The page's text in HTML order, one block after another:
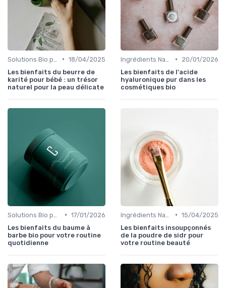
• 18/04/2025
Les bienfaits du beurre de
karité pour bébé : un trésor
naturel pour la peau délicate
•
20/01/2026
Les bienfaits de l'acide
hyaluronique pur dans les
cosmétiques bio
• 17/01/2026
Les bienfaits du baume à
barbe bio pour votre routine
quotidienne
• 15/04/2025
Les bienfaits insoupçonnés
de la poudre de sidr pour
votre routine beauté